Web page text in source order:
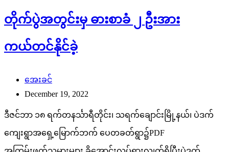
တိုက်ပွဲအတွင်းမှ ဓားစာခံ ၂ ဦးအား
ကယ်တင်နိုင်ခဲ့
အေးခင်
December 19, 2022
ဒီဇင်ဘာ ၁၈ ရက်တနင်္သာရီတိုင်း၊ သရက်ချောင်းမြို့နယ်၊ ပဲဒက်
ကျေးရွာအရှေ့မြောက်ဘက် ပေတခတ်ရွာ၌PDF